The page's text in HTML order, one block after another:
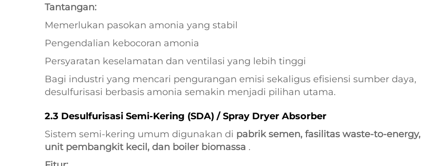
Tantangan:
Memerlukan pasokan amonia yang stabil
Pengendalian kebocoran amonia
Persyaratan keselamatan dan ventilasi yang lebih tinggi
Bagi industri yang mencari pengurangan emisi sekaligus efisiensi sumber daya,
desulfurisasi berbasis amonia semakin menjadi pilihan utama.
2.3 Desulfurisasi Semi-Kering (SDA) / Spray Dryer Absorber
Sistem semi-kering umum digunakan di pabrik semen, fasilitas waste-to-energy,
unit pembangkit kecil, dan boiler biomassa .